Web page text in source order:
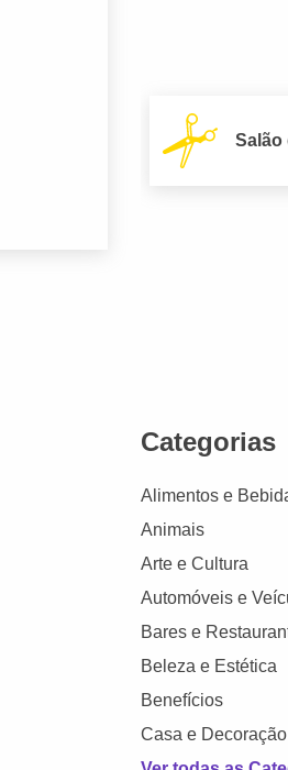
Salão
Categorias
Alimentos e
Animais
Arte e Cultura
Automóveis e
Bares e
Beleza e Estética
Benefícios
Casa e Decoração